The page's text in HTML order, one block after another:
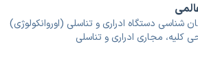
شناسی دستگاه ادراری و تناسلی (اوروانکولوژی)
مجاری ادراری و تناسلی